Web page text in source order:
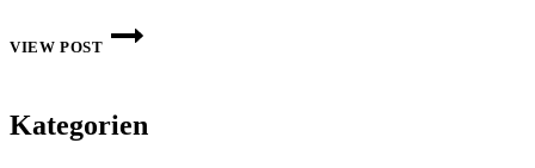
VIEW POST
VORSTELLUNG
DES
VON
PRIMUS
Kategorien